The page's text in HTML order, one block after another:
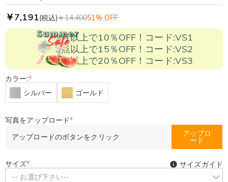
￥7,191(税込)￥14,40051% OFF
2点以上で10％OFF！コード:VS1
3点以上で15％OFF！コード:VS2
5点以上で20％OFF！コード:VS3
カラー:*
シルバー
ゴールド
写真をアップロード*
アップロードのボタンをクリック
アップロ
ード
サイズ*
-- お選び下さい--
サイズガイド